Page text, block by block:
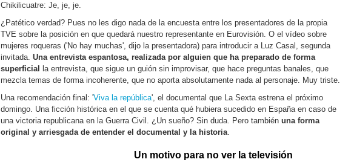
Chikilicuatre: Je, je, je.
¿Patético verdad? Pues no les digo nada de la encuesta entre los presentadores de la propia
TVE sobre la posición en que quedará nuestro representante en Eurovisión. O el vídeo sobre
mujeres roqueras ('No hay muchas', dijo la presentadora) para introducir a Luz Casal, segunda
invitada. Una entrevista espantosa, realizada por alguien que ha preparado de forma
superficial
la entrevista, que sigue un guión sin improvisar, que hace preguntas banales, que
mezcla temas de forma incoherente, que no aporta absolutamente nada al personaje. Muy triste.
Una recomendación final: 'Viva la república', el documental que La Sexta estrena el próximo
domingo. Una ficción histórica en el que se cuenta qué hubiera sucedido en España en caso de
una victoria republicana en la Guerra Civil. ¿Un sueño? Sin duda. Pero también una forma
original y arriesgada de entender el documental y la historia.
Un motivo para no ver la televisión